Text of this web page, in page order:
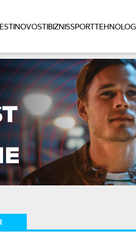
NOVOSTIBIZNISSPORT